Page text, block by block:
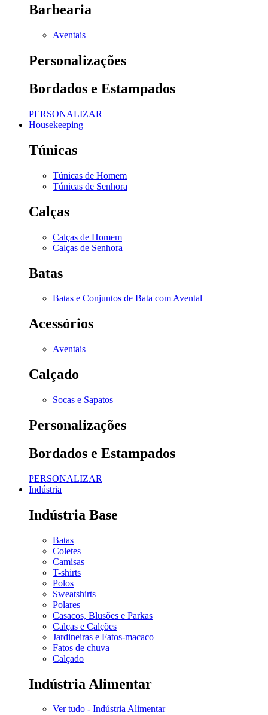
Barbearia
Aventais
Personalizações
Bordados e Estampados
PERSONALIZAR
Housekeeping
Túnicas
Túnicas de Homem
Túnicas de Senhora
Calças
Calças de Homem
Calças de Senhora
Batas
Batas e Conjuntos de Bata com Avental
Acessórios
Aventais
Calçado
Socas e Sapatos
Personalizações
Bordados e Estampados
PERSONALIZAR
Indústria
Indústria Base
Batas
Coletes
Camisas
T-shirts
Polos
Sweatshirts
Polares
Casacos, Blusões e Parkas
Calças e Calções
Jardineiras e Fatos-macaco
Fatos de chuva
Calçado
Indústria Alimentar
Ver tudo - Indústria Alimentar